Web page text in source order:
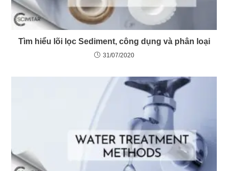
Tìm hiểu lõi lọc Sediment, công dụng và phân loại
31/07/2020